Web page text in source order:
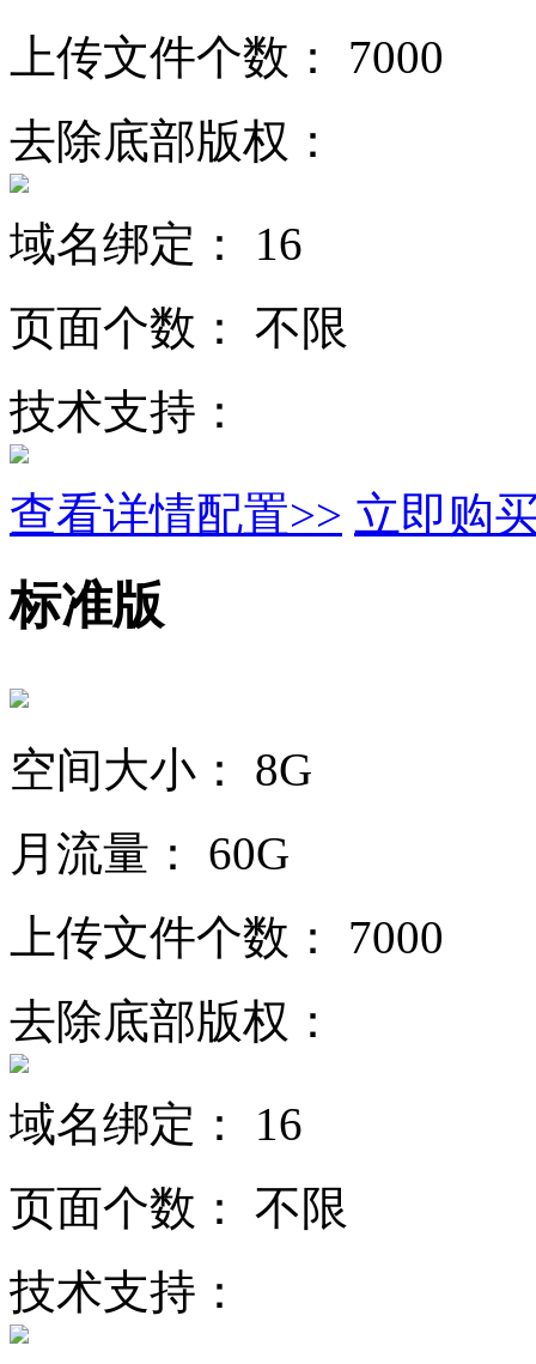
上传文件个数：
7000
去除底部版权：
域名绑定：
16
页面个数：
不限
技术支持：
查看详情配置>> 立即购
标准版
空间大小：
8G
月流量：
60G
上传文件个数：
7000
去除底部版权：
域名绑定：
16
页面个数：
不限
技术支持：